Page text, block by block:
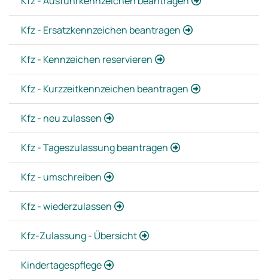
Kfz - Ersatzkennzeichen beantragen
Kfz - Kennzeichen reservieren
Kfz - Kurzzeitkennzeichen beantragen
Kfz - neu zulassen
Kfz - Tageszulassung beantragen
Kfz - umschreiben
Kfz - wiederzulassen
Kfz-Zulassung - Übersicht
Kindertagespflege